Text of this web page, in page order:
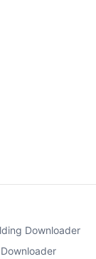
Downloader